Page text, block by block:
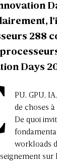
288
Days
PU, GPU,
de choses
De quoi
workloads